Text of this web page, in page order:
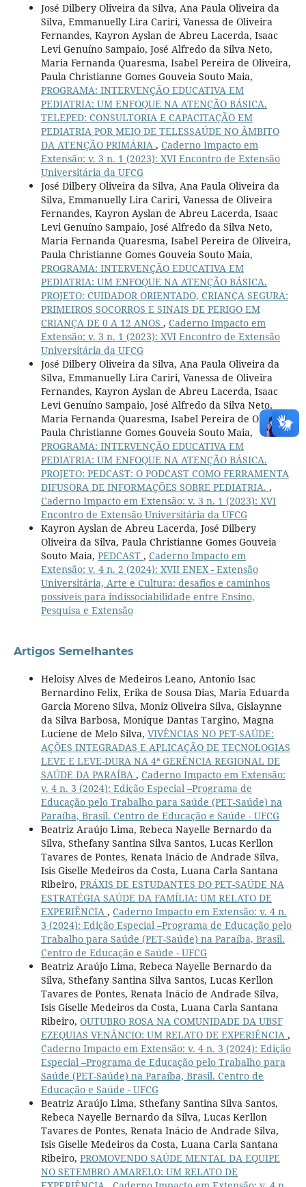
José Dilbery Oliveira da Silva, Ana Paula Oliveira da
Silva, Emmanuelly Lira Cariri, Vanessa de Oliveira
Fernandes, Kayron Ayslan de Abreu Lacerda, Isaac
Levi Genuíno Sampaio, José Alfredo da Silva Neto,
Maria Fernanda Quaresma, Isabel Pereira de Oliveira,
Paula Christianne Gomes Gouveia Souto Maia,
PROGRAMA: INTERVENÇÃO EDUCATIVA EM
PEDIATRIA: UM ENFOQUE NA ATENÇÃO BÁSICA.
TELEPED: CONSULTORIA E CAPACITAÇÃO EM
PEDIATRIA POR MEIO DE TELESSAÚDE NO ÂMBITO
DA ATENÇÃO PRIMÁRIA , Caderno Impacto em
Extensão: v. 3 n. 1 (2023): XVI Encontro de Extensão
Universitária da UFCG
José Dilbery Oliveira da Silva, Ana Paula Oliveira da
Silva, Emmanuelly Lira Cariri, Vanessa de Oliveira
Fernandes, Kayron Ayslan de Abreu Lacerda, Isaac
Levi Genuíno Sampaio, José Alfredo da Silva Neto,
Maria Fernanda Quaresma, Isabel Pereira de Oliveira,
Paula Christianne Gomes Gouveia Souto Maia,
PROGRAMA: INTERVENÇÃO EDUCATIVA EM
PEDIATRIA: UM ENFOQUE NA ATENÇÃO BÁSICA.
PROJETO: CUIDADOR ORIENTADO, CRIANÇA SEGURA:
PRIMEIROS SOCORROS E SINAIS DE PERIGO EM
CRIANÇA DE 0 A 12 ANOS , Caderno Impacto em
Extensão: v. 3 n. 1 (2023): XVI Encontro de Extensão
Universitária da UFCG
José Dilbery Oliveira da Silva, Ana Paula Oliveira da
Silva, Emmanuelly Lira Cariri, Vanessa de Oliveira
Fernandes, Kayron Ayslan de Abreu Lacerda, Isaac
Levi Genuíno Sampaio, José Alfredo da Silva Neto,
Maria Fernanda Quaresma, Isabel Pereira de Oliveira,
Paula Christianne Gomes Gouveia Souto Maia,
PROGRAMA: INTERVENÇÃO EDUCATIVA EM
PEDIATRIA: UM ENFOQUE NA ATENÇÃO BÁSICA.
PROJETO: PEDCAST: O PODCAST COMO FERRAMENTA
DIFUSORA DE INFORMAÇÕES SOBRE PEDIATRIA. ,
Caderno Impacto em Extensão: v. 3 n. 1 (2023): XVI
Encontro de Extensão Universitária da UFCG
Kayron Ayslan de Abreu Lacerda, José Dilbery
Oliveira da Silva, Paula Christianne Gomes Gouveia
Souto Maia, PEDCAST , Caderno Impacto em
Extensão: v. 4 n. 2 (2024): XVII ENEX - Extensão
Universitária, Arte e Cultura: desafios e caminhos
possíveis para indissociabilidade entre Ensino,
Pesquisa e Extensão
Artigos Semelhantes
Heloisy Alves de Medeiros Leano, Antonio Isac
Bernardino Felix, Erika de Sousa Dias, Maria Eduarda
Garcia Moreno Silva, Moniz Oliveira Silva, Gislaynne
da Silva Barbosa, Monique Dantas Targino, Magna
Luciene de Melo Silva, VIVÊNCIAS NO PET-SAÚDE:
AÇÕES INTEGRADAS E APLICAÇÃO DE TECNOLOGIAS
LEVE E LEVE-DURA NA 4ª GERÊNCIA REGIONAL DE
SAÚDE DA PARAÍBA , Caderno Impacto em Extensão:
v. 4 n. 3 (2024): Edição Especial –Programa de
Educação pelo Trabalho para Saúde (PET-Saúde) na
Paraíba, Brasil. Centro de Educação e Saúde - UFCG
Beatriz Araújo Lima, Rebeca Nayelle Bernardo da
Silva, Sthefany Santina Silva Santos, Lucas Kerllon
Tavares de Pontes, Renata Inácio de Andrade Silva,
Isis Giselle Medeiros da Costa, Luana Carla Santana
Ribeiro, PRÁXIS DE ESTUDANTES DO PET-SAÚDE NA
ESTRATÉGIA SAÚDE DA FAMÍLIA: UM RELATO DE
EXPERIÊNCIA , Caderno Impacto em Extensão: v. 4 n.
3 (2024): Edição Especial –Programa de Educação pelo
Trabalho para Saúde (PET-Saúde) na Paraíba, Brasil.
Centro de Educação e Saúde - UFCG
Beatriz Araújo Lima, Rebeca Nayelle Bernardo da
Silva, Sthefany Santina Silva Santos, Lucas Kerllon
Tavares de Pontes, Renata Inácio de Andrade Silva,
Isis Giselle Medeiros da Costa, Luana Carla Santana
Ribeiro, OUTUBRO ROSA NA COMUNIDADE DA UBSF
EZEQUIAS VENÂNCIO: UM RELATO DE EXPERIÊNCIA ,
Caderno Impacto em Extensão: v. 4 n. 3 (2024): Edição
Especial –Programa de Educação pelo Trabalho para
Saúde (PET-Saúde) na Paraíba, Brasil. Centro de
Educação e Saúde - UFCG
Beatriz Araújo Lima, Sthefany Santina Silva Santos,
Rebeca Nayelle Bernardo da Silva, Lucas Kerllon
Tavares de Pontes, Renata Inácio de Andrade Silva,
Isis Giselle Medeiros da Costa, Luana Carla Santana
Ribeiro, PROMOVENDO SAÚDE MENTAL DA EQUIPE
NO SETEMBRO AMARELO: UM RELATO DE